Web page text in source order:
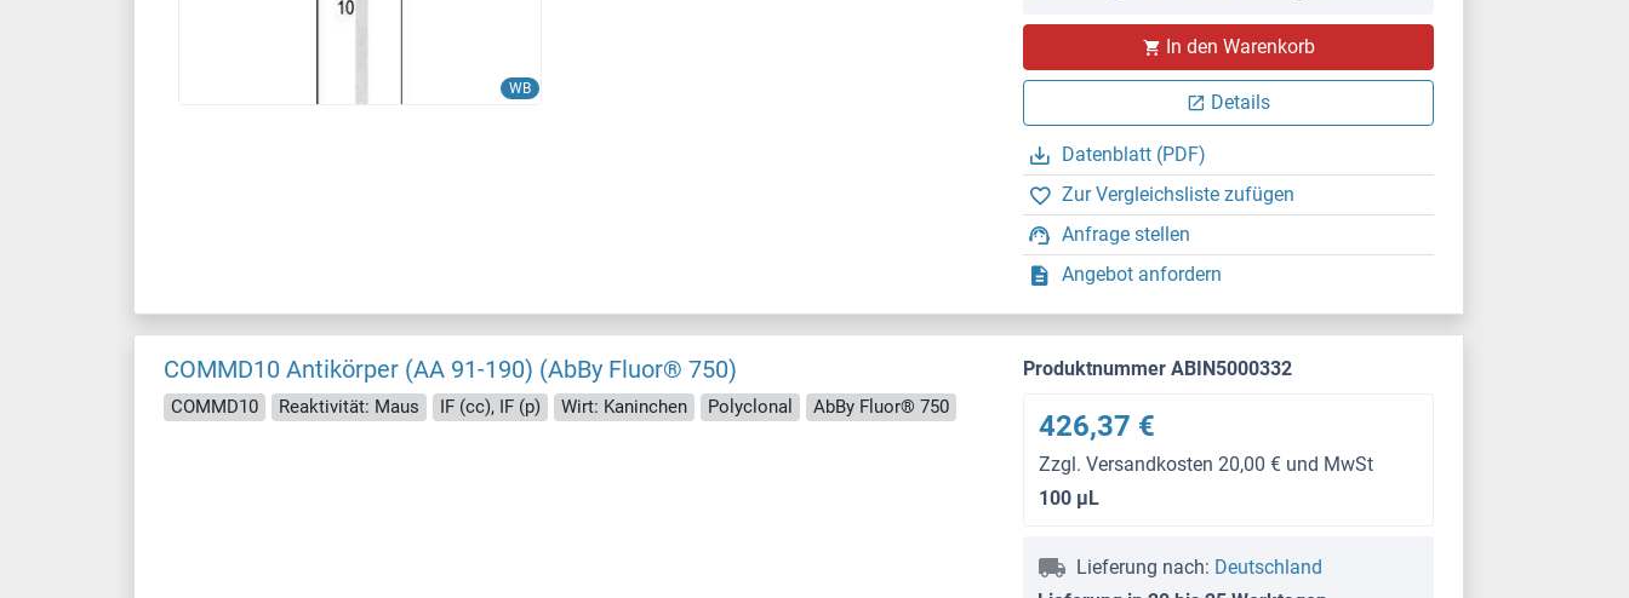
WB
In den Warenkorb
Details
Datenblatt (PDF)
Zur Vergleichsliste zufügen
Anfrage stellen
Angebot anfordern
COMMD10 Antikörper (AA 91-190) (AbBy Fluor® 750)
COMMD10 Reaktivität: Maus IF (cc), IF (p) Wirt: Kaninchen Polyclonal AbBy Fluor® 750
Produktnummer ABIN5000332
426,37 €
Zzgl. Versandkosten 20,00 € und MwSt
100 μL
Lieferung nach: Deutschland